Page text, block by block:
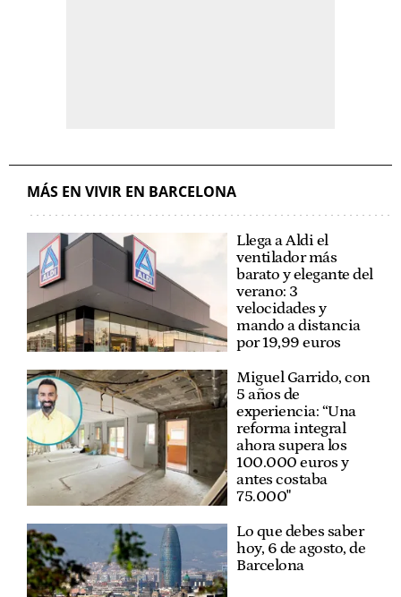
MÁS EN VIVIR EN BARCELONA
Llega a Aldi el
ventilador más
barato y elegante del
verano: 3
velocidades y
mando a distancia
por 19,99 euros
Miguel Garrido, con
5 años de
experiencia: “Una
reforma integral
ahora supera los
100.000 euros y
antes costaba
75.000"
Lo que debes saber
hoy, 6 de agosto, de
Barcelona